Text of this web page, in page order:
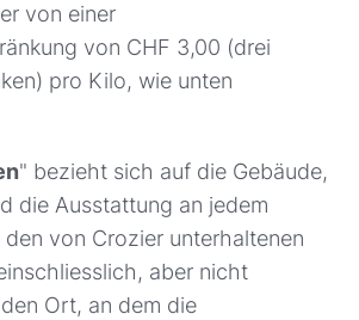
von einer
von CHF 3,00 (drei
pro Kilo, wie unten
" bezieht sich auf die Gebäude,
die Ausstattung an jedem
von Crozier unterhaltenen
aber nicht
Ort, an dem die